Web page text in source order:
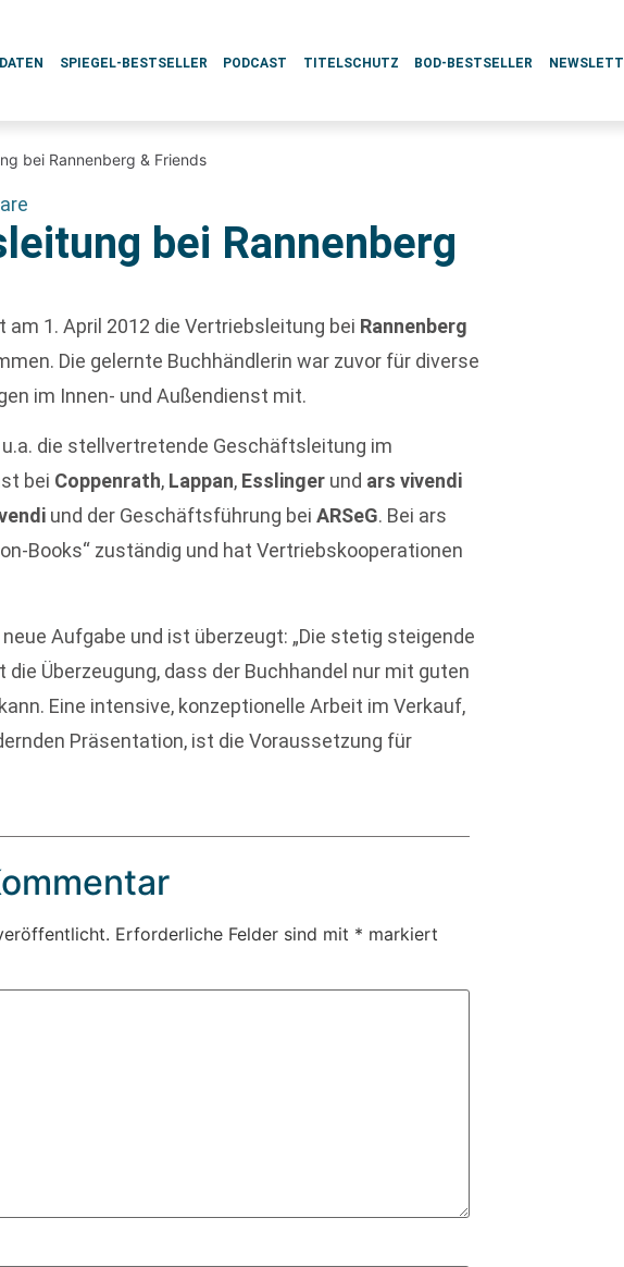
SPIEGEL-BESTSELLER PODCAST TITELSCHUTZ BOD-BESTSELLER
bei Rannenberg & Friends
bei Rannenberg
am 1. April 2012 die Vertriebsleitung bei Rannenberg
Die gelernte Buchhändlerin war zuvor für diverse
im Innen- und Außendienst mit.
die stellvertretende Geschäftsleitung im
bei Coppenrath, Lappan, Esslinger und ars vivendi
und der Geschäftsführung beiARSeG. Bei ars
Books“ zuständig und hat Vertriebskooperationen
Aufgabe und ist überzeugt: „Die stetig steigende
Überzeugung, dass der Buchhandel nur mit guten
Eine intensive, konzeptionelle Arbeit im Verkauf,
Präsentation, ist die Voraussetzung für
Erforderliche Felder sind mit * markiert